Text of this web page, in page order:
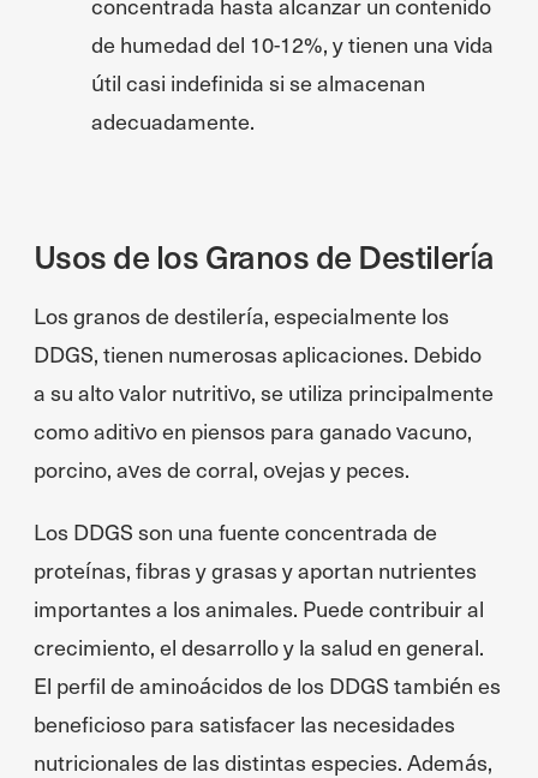
de humedad del 10-12%, y tienen una vida
útil casi indefinida si se almacenan
adecuadamente.
Usos de los Granos de Destilería
Los granos de destilería, especialmente los
DDGS, tienen numerosas aplicaciones. Debido
a su alto valor nutritivo, se utiliza principalmente
como aditivo en piensos para ganado vacuno,
porcino, aves de corral, ovejas y peces.
Los DDGS son una fuente concentrada de
proteínas, fibras y grasas y aportan nutrientes
importantes a los animales. Puede contribuir al
crecimiento, el desarrollo y la salud en general.
El perfil de aminoácidos de los DDGS también es
beneficioso para satisfacer las necesidades
nutricionales de las distintas especies. Además,